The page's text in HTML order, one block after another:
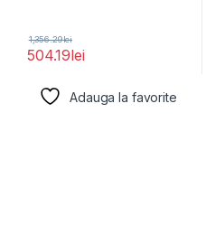
504.19lei
1,356.29lei
Adauga la favorite